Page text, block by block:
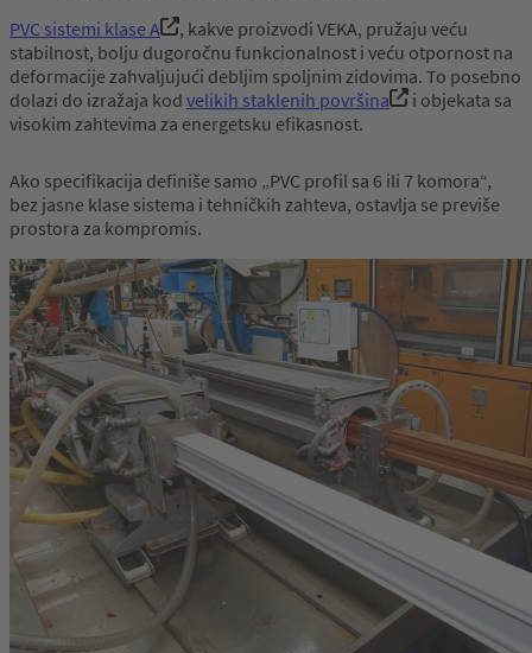
PVC sistemi klase A
, kakve proizvodi VEKA, pružaju veću
stabilnost, bolju dugoročnu funkcionalnost i veću otpornost na
deformacije zahvaljujući debljim spoljnim zidovima. To posebno
dolazi do izražaja kod velikih staklenih površina
i objekata sa
visokim zahtevima za energetsku efikasnost.
Ako specifikacija definiše samo „PVC profil sa 6 ili 7 komora“,
bez jasne klase sistema i tehničkih zahteva, ostavlja se previše
prostora za kompromis.